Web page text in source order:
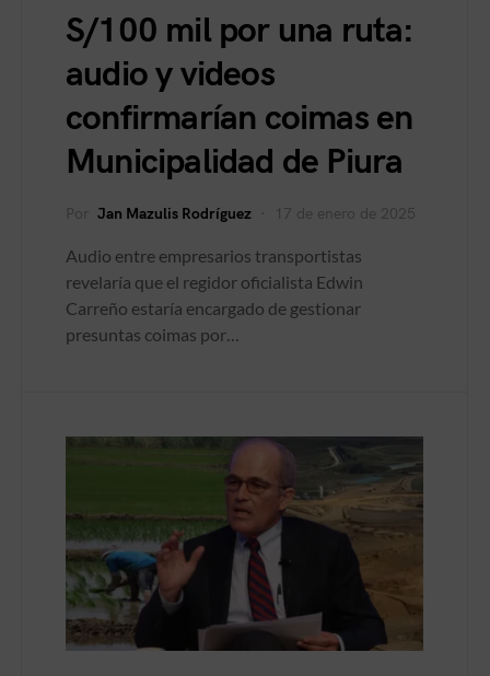
S/100 mil por una ruta:
audio y videos
confirmarían coimas en
Municipalidad de Piura
Por Jan Mazulis Rodríguez 17 de enero de 2025
Audio entre empresarios transportistas
revelaría que el regidor oficialista Edwin
Carreño estaría encargado de gestionar
presuntas coimas por…